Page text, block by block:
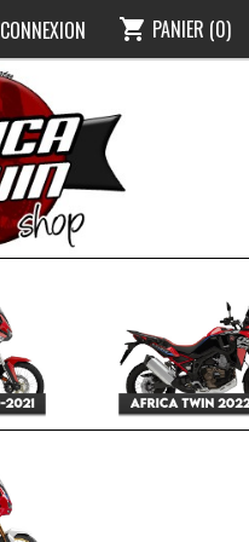
CONNEXION shopping_cart PANIER (0)